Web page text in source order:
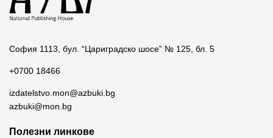
София 1113, бул. “Цариградско шосе” № 125, бл. 5
+0700 18466
izdatelstvo.mon@azbuki.bg
azbuki@mon.bg
Полезни линкове